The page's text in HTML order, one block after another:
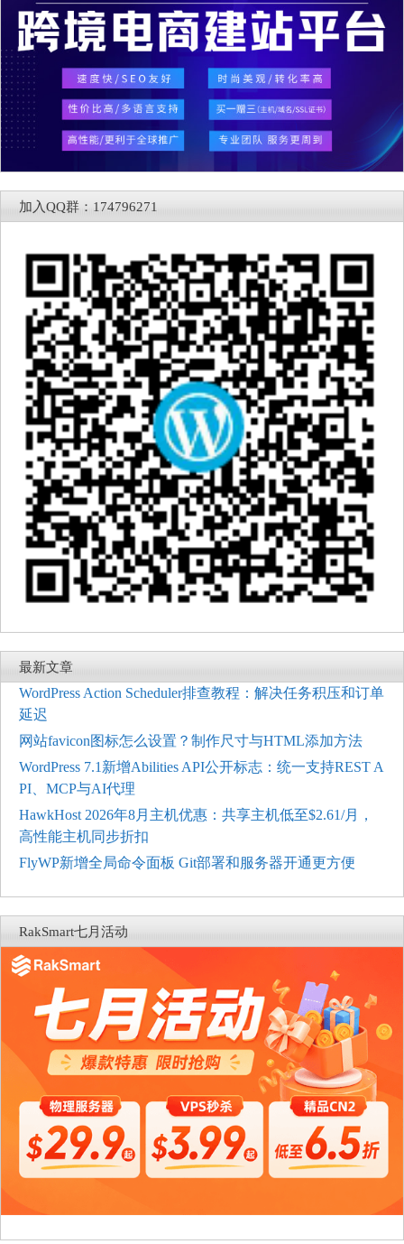
加入QQ群：174796271
最新文章
WordPress Action Scheduler排查教程：解决任务积压和订单
延迟
网站favicon图标怎么设置？制作尺寸与HTML添加方法
WordPress 7.1新增Abilities API公开标志：统一支持REST A
PI、MCP与AI代理
HawkHost 2026年8月主机优惠：共享主机低至$2.61/月，
高性能主机同步折扣
FlyWP新增全局命令面板 Git部署和服务器开通更方便
RakSmart七月活动